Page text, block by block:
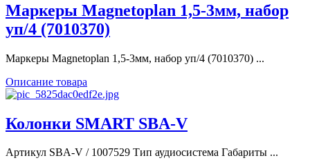
Маркеры Magnetoplan 1,5-3мм, набор
уп/4 (7010370)
Маркеры Magnetoplan 1,5-3мм, набор уп/4 (7010370) ...
Описание товара
Колонки SMART SBA-V
Артикул SBA-V / 1007529 Тип аудиосистема Габариты ...